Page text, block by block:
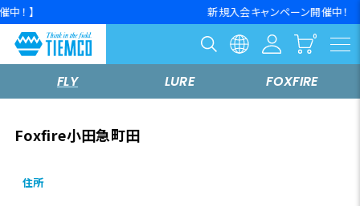
新規入会キャンペーン開催中！
FLY LURE FOXFIRE
Foxfire小田急町田
住所